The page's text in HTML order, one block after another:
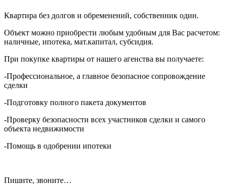
Квартира без долгов и обременений, собственник один.
Объект можно приобрести любым удобным для Вас расчетом:
наличные, ипотека, мат.капитал, субсидия.
При покупке квартиры от нашего агенства вы получаете:
-Профессиональное, а главное безопасное сопровождение
сделки
-Подготовку полного пакета документов
-Проверку безопасности всех участников сделки и самого
объекта недвижимости
-Помощь в одобрении ипотеки
Пишите, звоните…